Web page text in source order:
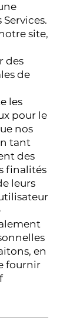
site,
des
de
les
pour le
nos
tant
des
finalités
leurs
en
fournir